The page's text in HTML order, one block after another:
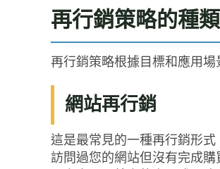
再行銷策略的種
再行銷策略根據目標和應用場
網站再行銷
這是最常見的一種再行銷形
訪問過您的網站但沒有完成